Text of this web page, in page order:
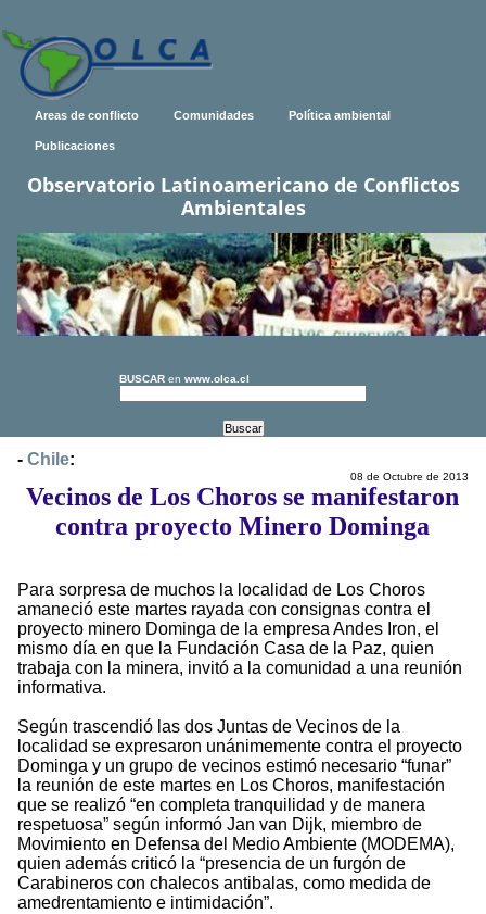
Areas de conflicto Comunidades Política ambiental
Publicaciones
Observatorio Latinoamericano de Conflictos
Ambientales
BUSCAR en www.olca.cl
- Chile:
08 de Octubre de 2013
Vecinos de Los Choros se manifestaron
contra proyecto Minero Dominga
Para sorpresa de muchos la localidad de Los Choros
amaneció este martes rayada con consignas contra el
proyecto minero Dominga de la empresa Andes Iron, el
mismo día en que la Fundación Casa de la Paz, quien
trabaja con la minera, invitó a la comunidad a una reunión
informativa.
Según trascendió las dos Juntas de Vecinos de la
localidad se expresaron unánimemente contra el proyecto
Dominga y un grupo de vecinos estimó necesario “funar”
la reunión de este martes en Los Choros, manifestación
que se realizó “en completa tranquilidad y de manera
respetuosa” según informó Jan van Dijk, miembro de
Movimiento en Defensa del Medio Ambiente (MODEMA),
quien además criticó la “presencia de un furgón de
Carabineros con chalecos antibalas, como medida de
amedrentamiento e intimidación”.